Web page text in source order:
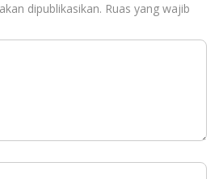
dipublikasikan. Ruas yang wajib